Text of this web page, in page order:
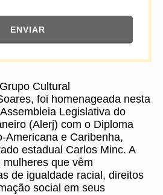
ENVIAR
Cultural
foi homenageada nesta
Legislativa do
(Alerj) com o Diploma
Americana e Caribenha,
estadual Carlos Minc. A
que vêm
de igualdade racial, direitos
social em seus